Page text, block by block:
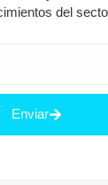
del
Enviar